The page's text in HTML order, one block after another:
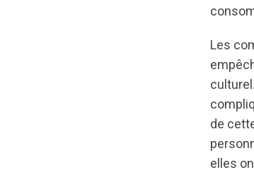
Les
de
elles